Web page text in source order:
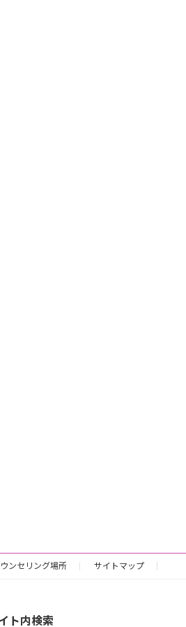
ンセリング場所 サイトマップ
ト内検索